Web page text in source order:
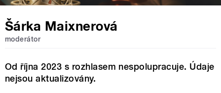
Šárka Maixnerová
moderátor
Od října 2023 s rozhlasem nespolupracuje. Údaje
nejsou aktualizovány.